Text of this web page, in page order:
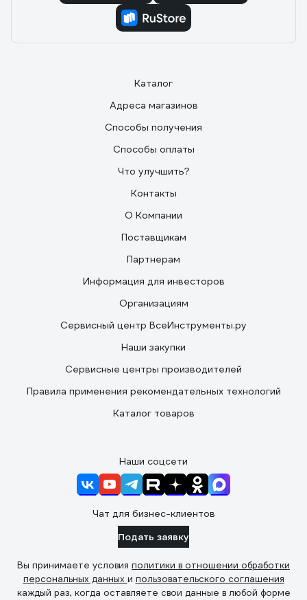
Каталог
Адреса магазинов
Способы получения
Способы оплаты
Что улучшить?
Контакты
О Компании
Поставщикам
Партнерам
Информация для инвесторов
Организациям
Сервисный центр ВсеИнструменты.ру
Наши закупки
Сервисные центры производителей
Правила применения рекомендательных технологий
Каталог товаров
Наши соцсети
Чат для бизнес-клиентов
Подать заявку
Вы принимаете условия политики в отношении обработки
персональных данных и пользовательского соглашения
каждый раз, когда оставляете свои данные в любой форме